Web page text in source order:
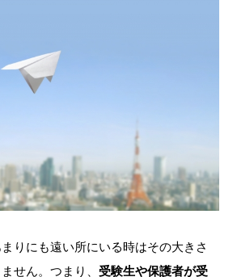
りにも遠い所にいる時はその大きさ
せん。つまり、 受験生や保護者が受